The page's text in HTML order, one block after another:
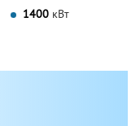
1400 кВт